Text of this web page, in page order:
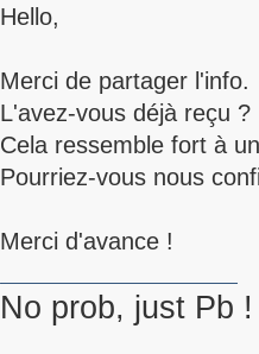
Hello,
Merci de partager l'info.
L'avez-vous déjà reçu ?
Cela ressemble fort à
Pourriez-vous nous
Merci d'avance !
No prob, just Pb !